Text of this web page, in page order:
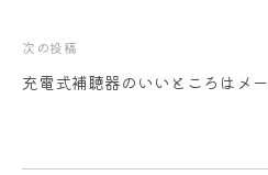
ナ
ビ
次の投稿
充電式補聴器のいいところはメ